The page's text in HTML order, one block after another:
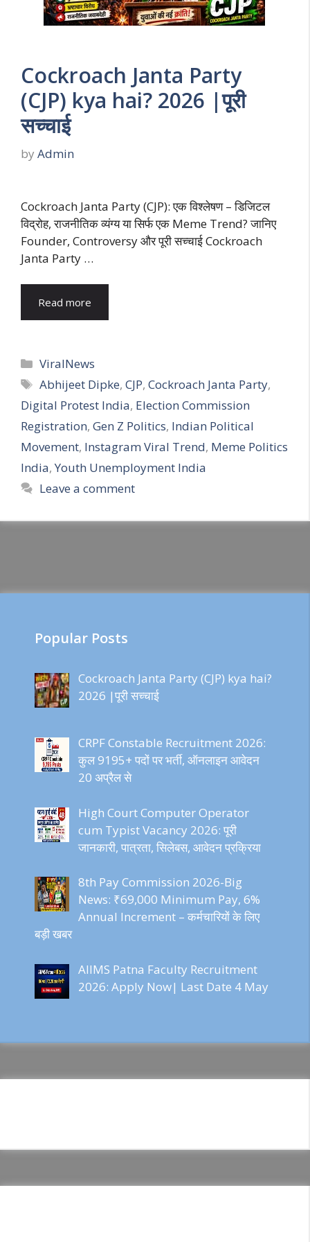
Cockroach Janta Party
(CJP) kya hai? 2026 |पूरी
सच्चाई
by Admin
Cockroach Janta Party (CJP): एक विश्लेषण – डिजिटल
विद्रोह, राजनीतिक व्यंग्य या सिर्फ एक Meme Trend? जानिए
Founder, Controversy और पूरी सच्चाई Cockroach
Janta Party …
Read more
Categories
ViralNews
Tags
Abhijeet Dipke,CJP,Cockroach Janta Party,
Digital Protest India, Election Commission
Registration, Gen Z Politics, Indian Political
Movement, Instagram Viral Trend, Meme Politics
India, Youth Unemployment India
Leave a comment
Popular Posts
Cockroach Janta Party (CJP) kya hai?
2026 |पूरी सच्चाई
CRPF Constable Recruitment 2026:
कुल 9195+ पदों पर भर्ती, ऑनलाइन आवेदन
20 अप्रैल से
High Court Computer Operator
cum Typist Vacancy 2026: पूरी
जानकारी, पात्रता, सिलेबस, आवेदन प्रक्रिया
8th Pay Commission 2026-Big
News: ₹69,000 Minimum Pay, 6%
Annual Increment – कर्मचारियों के लिए
बड़ी खबर
AIIMS Patna Faculty Recruitment
2026: Apply Now| Last Date 4 May